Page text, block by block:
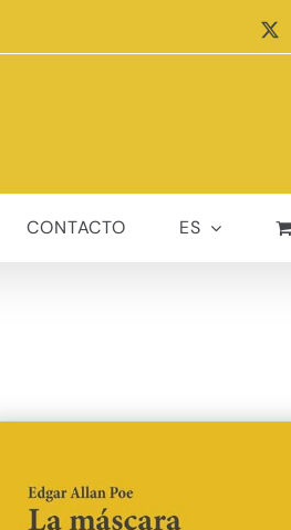
CONTACTO ES